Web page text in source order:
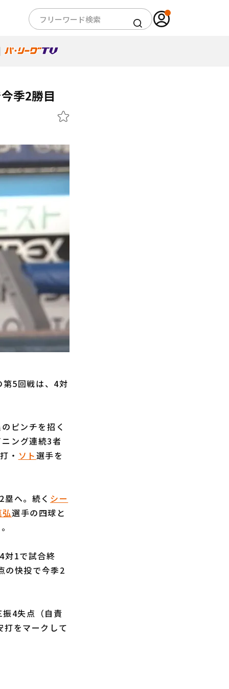
季2勝目
5回戦は、4対
ピンチを招く
ング連続3者
・ ソト選手を
へ。続く シー
弘選手の四球と
対1で試合終
の快投で今季2
4失点（自責
打をマークして